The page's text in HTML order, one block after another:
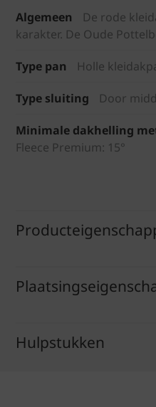
Algemeen
De rode
karakter. De Oude
Type pan Holle
Type sluiting Door
Minimale dakhelling
Fleece Premium: 15°
Hulpstukken